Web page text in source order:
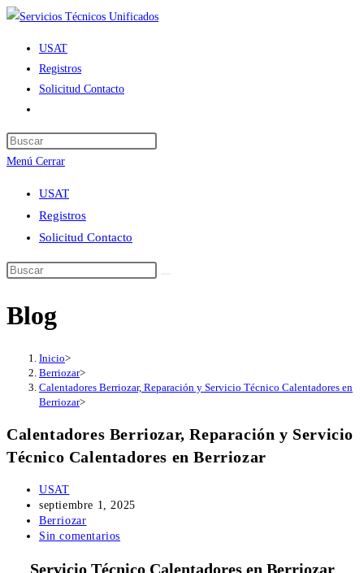
Ir
contenido
USAT
Registros
Solicitud Contacto
de
la
web
Menú Cerrar
USAT
Registros
Solicitud Contacto
Blog
Inicio>
Berriozar>
Calentadores Berriozar, Reparación y Servicio Técnico Calentadores en
Berriozar>
Calentadores Berriozar, Reparación y Servicio
Técnico Calentadores en Berriozar
Autor
de
la
entrada:
USAT
Publicación
de
la
septiembre 1, 2025
Categoría
de
entrada:
Berriozar
Comentarios
la
Sin comentarios
Servicio Técnico Calentadores en Berriozar